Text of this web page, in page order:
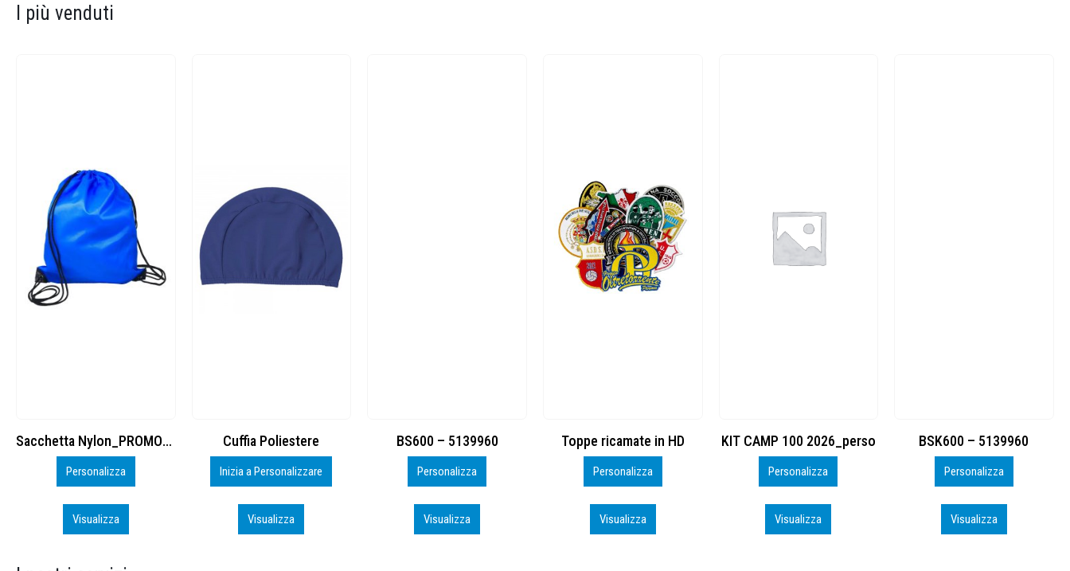
I più venduti
Cuffia Poliestere
Inizia a Personalizzare
Visualizza
BS600 – 5139960
Personalizza
Visualizza
Toppe ricamate in HD
Personalizza
Visualizza
KIT CAMP 100 2026_perso
Personalizza
Visualizza
BSK600 – 5139960
Personalizza
Visualizza
DTF
Personalizza
Visualizza